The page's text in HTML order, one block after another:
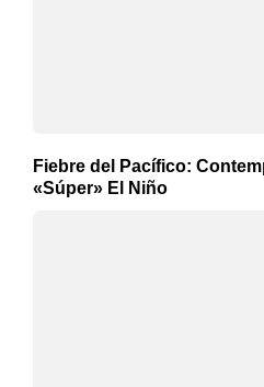
Fiebre del Pacífico:
«Súper» El Niño